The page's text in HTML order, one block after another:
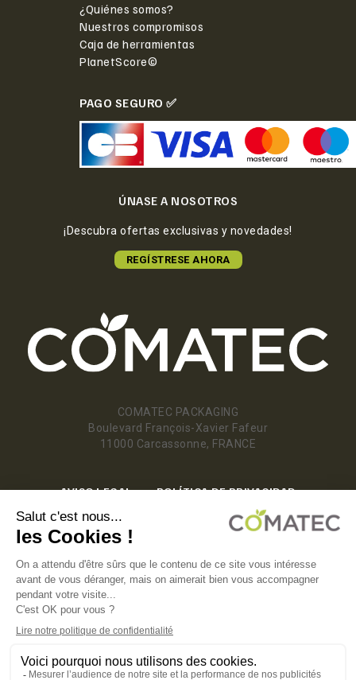
¿Quiénes somos?
Nuestros compromisos
Caja de herramientas
PlanetScore©
PAGO SEGURO ✅
ÚNASE A NOSOTROS
¡Descubra ofertas exclusivas y novedades!
REGÍSTRESE AHORA
COMATEC PACKAGING
Boulevard François-Xavier Fafeur
11000 Carcassonne, FRANCE
AVISO LEGAL
POLÍTICA DE PRIVACIDAD
CONDICIONES GENERALES DE VENTA